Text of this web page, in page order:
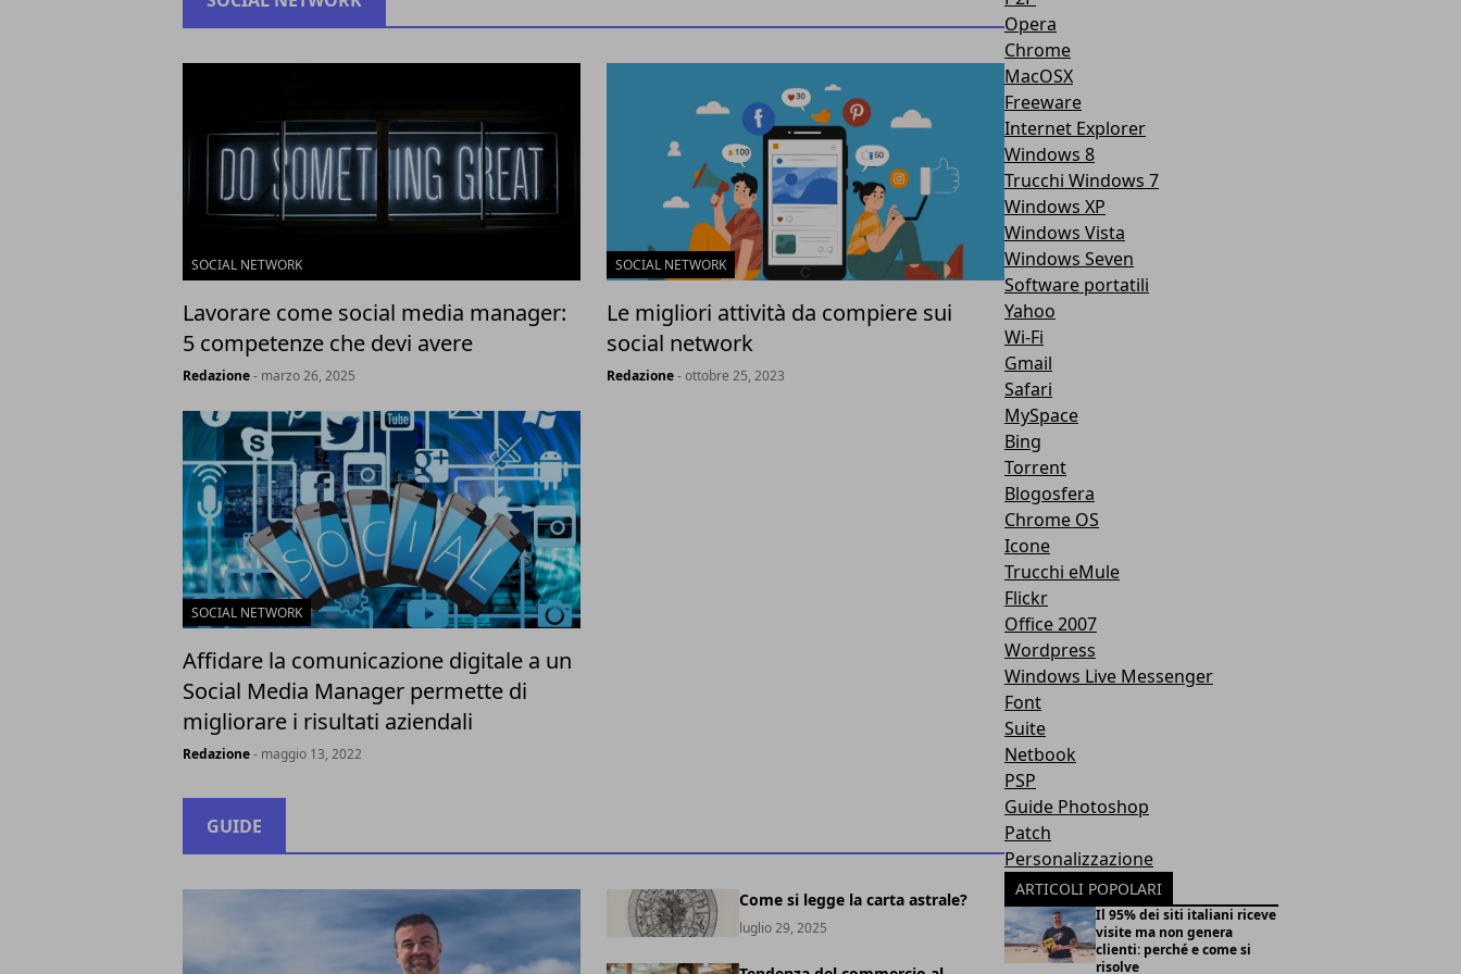
SOCIAL NETWORK
Lavorare come social media manager:
5 competenze che devi avere
Redazione- marzo 26, 2025
SOCIAL NETWORK
Le migliori attività da compiere sui
social network
Redazione- ottobre 25, 2023
SOCIAL NETWORK
Affidare la comunicazione digitale a un
Social Media Manager permette di
migliorare i risultati aziendali
Redazione- maggio 13, 2022
GUIDE
Come si legge la carta astrale?
luglio 29, 2025
Opera
Chrome
MacOSX
Freeware
Internet Explorer
Windows 8
Trucchi Windows 7
Windows XP
Windows Vista
Windows Seven
Software portatili
Yahoo
Wi-Fi
Gmail
Safari
MySpace
Bing
Torrent
Blogosfera
Chrome OS
Icone
Trucchi eMule
Flickr
Office 2007
Wordpress
Windows Live Messenger
Font
Suite
Netbook
PSP
Guide Photoshop
Patch
Personalizzazione
ARTICOLI POPOLARI
Il 95% dei siti italiani riceve
visite ma non genera
clienti: perché e come si
risolve